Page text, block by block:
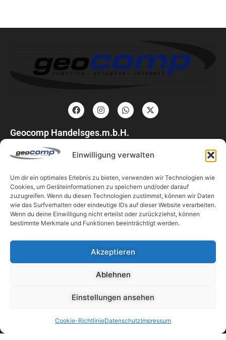
Einwilligung verwalten
Um dir ein optimales Erlebnis zu bieten, verwenden wir Technologien wie
Cookies, um Geräteinformationen zu speichern und/oder darauf
zuzugreifen. Wenn du diesen Technologien zustimmst, können wir Daten
wie das Surfverhalten oder eindeutige IDs auf dieser Website verarbeiten.
Wenn du deine Einwilligung nicht erteilst oder zurückziehst, können
bestimmte Merkmale und Funktionen beeinträchtigt werden.
Akzeptieren
Ablehnen
Einstellungen ansehen
Cookie-RichtlinieDatenschutzImpressum
Geocomp Handelsges.m.b.H.
Feldgasse 17
4840 Vöcklabruck
+43 7672 27777 0
office@geocomp.at
Unternehmen
Links